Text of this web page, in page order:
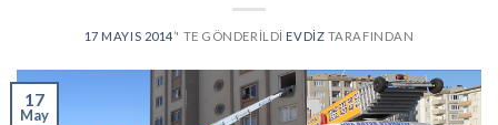
17 MAYIS 2014’' TE GÖNDERILDI EVDIZ TARAFINDAN
17
May